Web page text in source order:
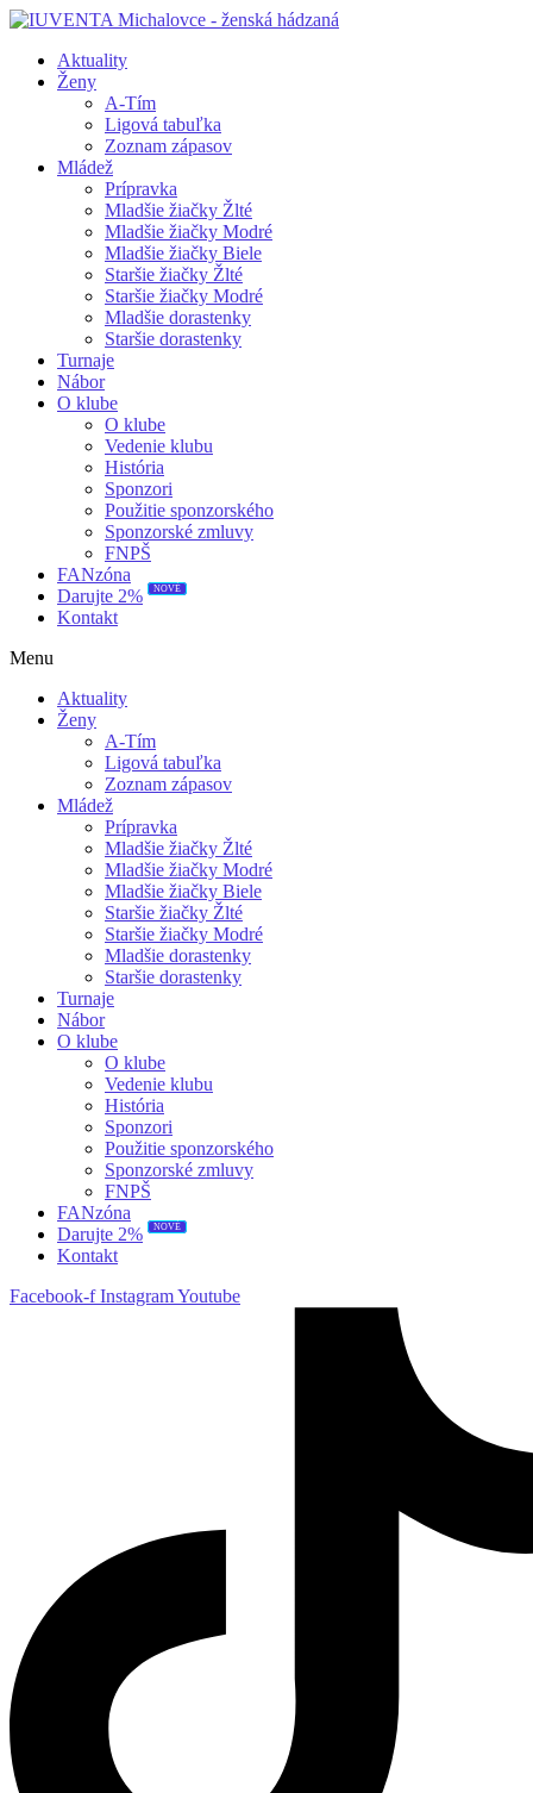
Aktuality
Ženy
A-Tím
Ligová tabuľka
Zoznam zápasov
Mládež
Prípravka
Mladšie žiačky Žlté
Mladšie žiačky Modré
Mladšie žiačky Biele
Staršie žiačky Žlté
Staršie žiačky Modré
Mladšie dorastenky
Staršie dorastenky
Turnaje
Nábor
O klube
O klube
Vedenie klubu
História
Sponzori
Použitie sponzorského
Sponzorské zmluvy
FNPŠ
FANzóna
Darujte 2%
NOVÉ
Kontakt
Menu
Aktuality
Ženy
A-Tím
Ligová tabuľka
Zoznam zápasov
Mládež
Prípravka
Mladšie žiačky Žlté
Mladšie žiačky Modré
Mladšie žiačky Biele
Staršie žiačky Žlté
Staršie žiačky Modré
Mladšie dorastenky
Staršie dorastenky
Turnaje
Nábor
O klube
O klube
Vedenie klubu
História
Sponzori
Použitie sponzorského
Sponzorské zmluvy
FNPŠ
FANzóna
Darujte 2%
NOVÉ
Kontakt
Facebook-f InstagramYoutube